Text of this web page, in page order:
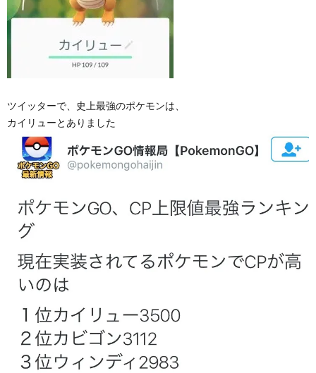
ツイッターで、史上最強のポケモンは、
カイリューとありました